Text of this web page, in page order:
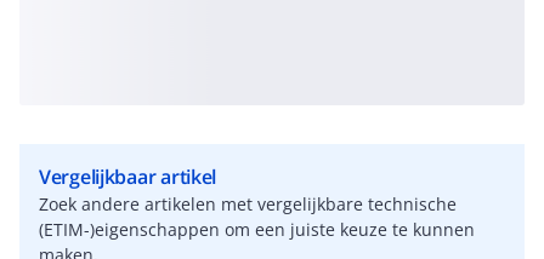
Vergelijkbaar artikel
Zoek andere artikelen met vergelijkbare technische
(ETIM-)eigenschappen om een juiste keuze te kunnen